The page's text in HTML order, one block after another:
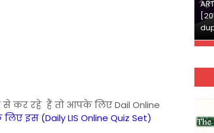
से कर रहे हैं तो आपके लिए Dail Online
लिए इस (Daily LIS Online Quiz Set)